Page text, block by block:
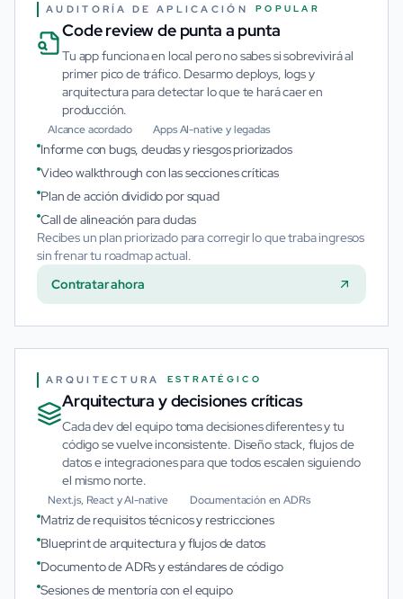
AUDITORÍA DE APLICACIÓN POPULAR
Code review de punta a punta
Tu app funciona en local pero no sabes si sobrevivirá al
primer pico de tráfico. Desarmo deploys, logs y
arquitectura para detectar lo que te hará caer en
producción.
Alcance acordado Apps AI-native y legadas
Informe con bugs, deudas y riesgos priorizados
Video walkthrough con las secciones críticas
Plan de acción dividido por squad
Call de alineación para dudas
Recibes un plan priorizado para corregir lo que traba ingresos
sin frenar tu roadmap actual.
Contratar ahora
ARQUITECTURA ESTRATÉGICO
Arquitectura y decisiones críticas
Cada dev del equipo toma decisiones diferentes y tu
código se vuelve inconsistente. Diseño stack, flujos de
datos e integraciones para que todos escalen siguiendo
el mismo norte.
Next.js, React y AI-native Documentación en ADRs
Matriz de requisitos técnicos y restricciones
Blueprint de arquitectura y flujos de datos
Documento de ADRs y estándares de código
Sesiones de mentoría con el equipo